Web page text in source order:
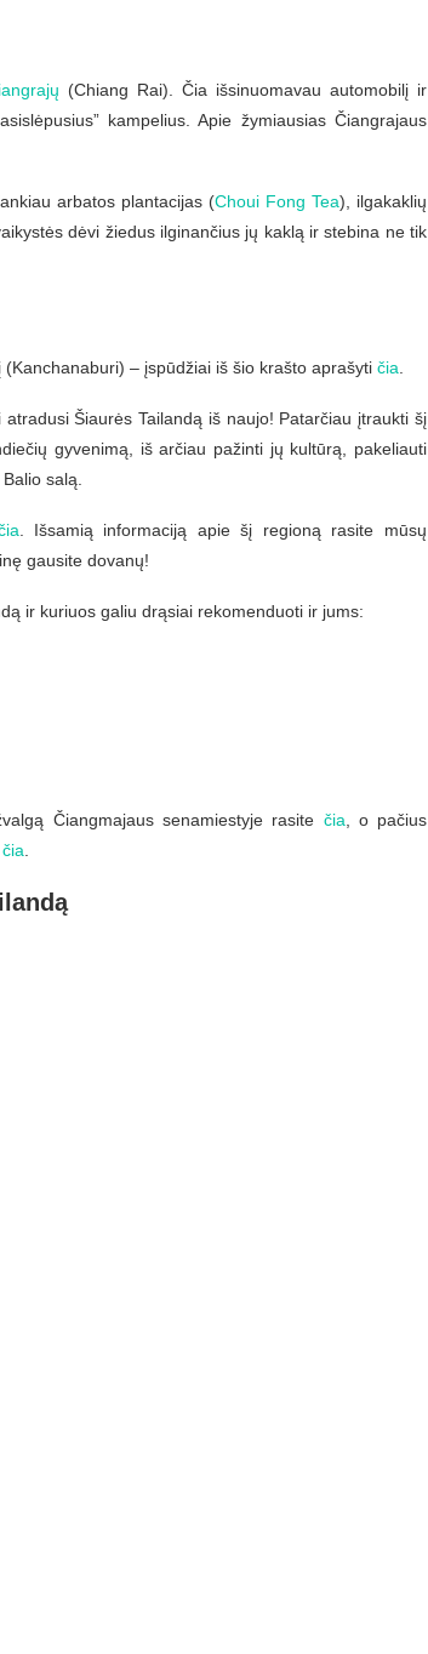
(Chiang Rai). Čia išsinuomavau automobilį ir
kampelius. Apie žymiausias Čiangrajaus
arbatos plantacijas (Choui Fong Tea), ilgakaklių
dėvi žiedus ilginančius jų kaklą ir stebina ne tik
– įspūdžiai iš šio krašto aprašyti čia
Šiaurės Tailandą iš naujo! Patarčiau įtraukti šį
gyvenimą, iš arčiau pažinti jų kultūrą, pakeliauti
salą.
. Išsamią informaciją apie šį regioną rasite mūsų
gausite dovanų!
ir kuriuos galiu drąsiai rekomenduoti ir jums:
Čiangmajaus senamiestyje rasite čia , o pačius
čia